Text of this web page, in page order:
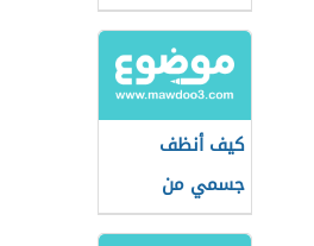
كيف أنظف
جسمي من
السموم